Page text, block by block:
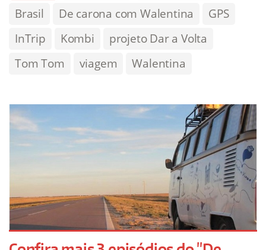
Brasil
De carona com Walentina
GPS
InTrip
Kombi
projeto Dar a Volta
Tom Tom
viagem Walentina